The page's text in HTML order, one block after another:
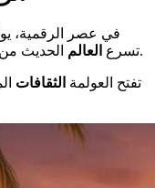
في عصر الرقمية،
تسرع العالم الحديث الذي يعود أحيانًا لآلاف السنين.
تفتح العولمة الثقافات